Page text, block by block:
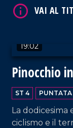
19:02
Pinocchio
ST 4 PUNTATA
La dodicesima
ciclismo e il
VAI AL TITOLO